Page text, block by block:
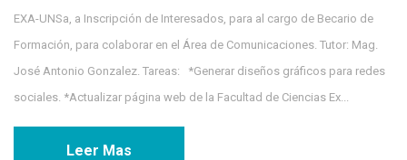
EXA-UNSa, a Inscripción de Interesados, para al cargo de Becario de
Formación, para colaborar en el Área de Comunicaciones. Tutor: Mag.
José Antonio Gonzalez. Tareas: *Generar diseños gráficos para redes
sociales. *Actualizar página web de la Facultad de Ciencias Ex...
Leer Mas